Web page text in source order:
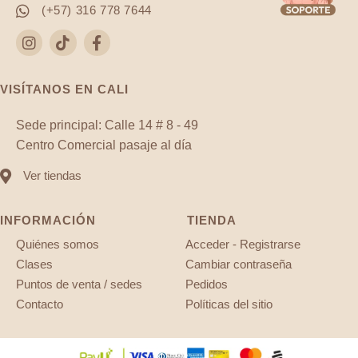
(+57) 316 778 7644
VISÍTANOS EN CALI
Sede principal: Calle 14 # 8 - 49
Centro Comercial pasaje al día
Ver tiendas
INFORMACIÓN
Quiénes somos
Clases
Puntos de venta / sedes
Contacto
TIENDA
Acceder - Registrarse
Cambiar contraseña
Pedidos
Políticas del sitio